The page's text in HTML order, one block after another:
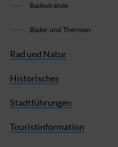
Badestrände
Bäder und Thermen
Rad und Natur
Historisches
Stadtführungen
Touristinformation